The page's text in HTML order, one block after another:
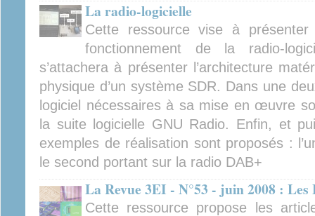
La radio-logicielle
Cette ressource vise à
fonctionnement de la radio-
s’attachera à présenter l’architecture
physique d’un système SDR. Dans une
logiciel nécessaires à sa mise en œuvre
la suite logicielle GNU Radio. Enfin, et
exemples de réalisation sont proposés :
le second portant sur la radio DAB+
La Revue 3EI - N°53 - juin 2008 : Les
Cette ressource propose les